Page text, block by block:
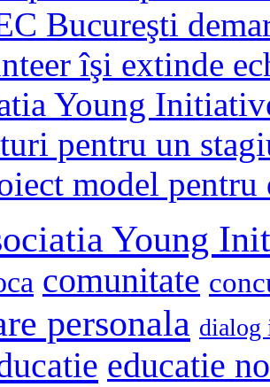
Bucureşti
îşi extinde
Young
pentru un
model
Young
comunitate
personala dialog
educatie